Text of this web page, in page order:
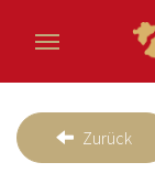
Zurück